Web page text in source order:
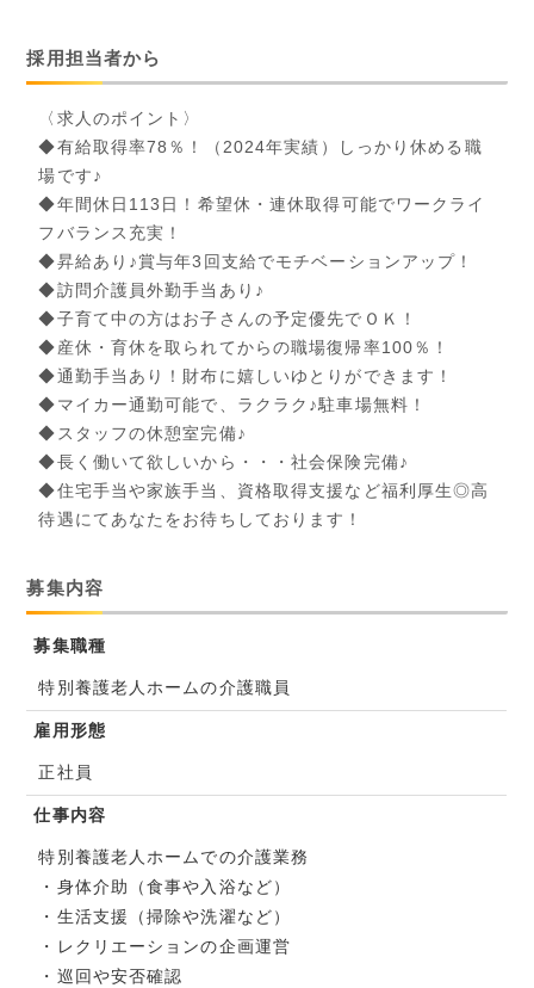
採用担当者から
〈求人のポイント〉
◆有給取得率78％！（2024年実績）しっかり休める職
場です♪
◆年間休日113日！希望休・連休取得可能でワークライ
フバランス充実！
◆昇給あり♪賞与年3回支給でモチベーションアップ！
◆訪問介護員外勤手当あり♪
◆子育て中の方はお子さんの予定優先でＯＫ！
◆産休・育休を取られてからの職場復帰率100％！
◆通勤手当あり！財布に嬉しいゆとりができます！
◆マイカー通勤可能で、ラクラク♪駐車場無料！
◆スタッフの休憩室完備♪
◆長く働いて欲しいから・・・社会保険完備♪
◆住宅手当や家族手当、資格取得支援など福利厚生◎高
待遇にてあなたをお待ちしております！
募集内容
募集職種
特別養護老人ホームの介護職員
雇用形態
正社員
仕事内容
特別養護老人ホームでの介護業務
・身体介助（食事や入浴など）
・生活支援（掃除や洗濯など）
・レクリエーションの企画運営
・巡回や安否確認